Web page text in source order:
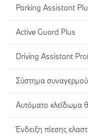
Parking Assistant
Active Guard Plus
Driving Assistant
Σύστημα συναγερμού
Αυτόματο κλείδωμα
Ένδειξη πίεσης